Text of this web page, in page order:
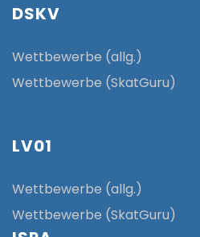
DSKV
Wettbewerbe (allg.)
Wettbewerbe (SkatGuru)
LV01
Wettbewerbe (allg.)
Wettbewerbe (SkatGuru)